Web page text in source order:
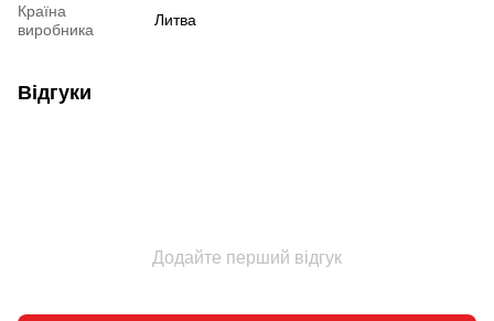
Країна
виробника
Литва
Відгуки
Додайте перший відгук